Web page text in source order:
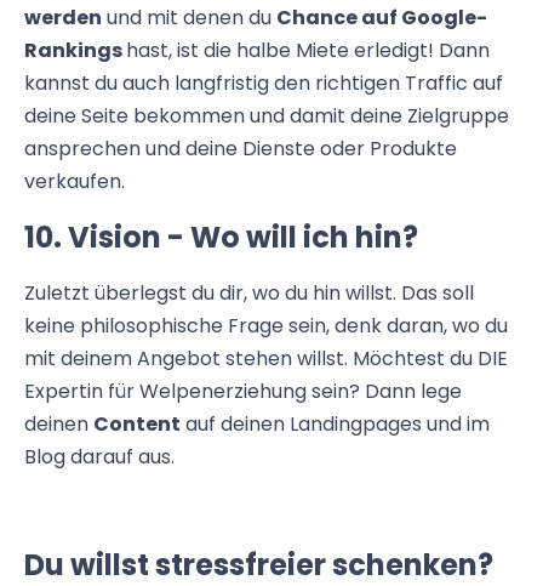
werden und mit denen du Chance auf Google-
Rankingshast, ist die halbe Miete erledigt! Dann
kannst du auch langfristig den richtigen Traffic auf
deine Seite bekommen und damit deine Zielgruppe
ansprechen und deine Dienste oder Produkte
verkaufen.
10. Vision - Wo will ich hin?
Zuletzt überlegst du dir, wo du hin willst. Das soll
keine philosophische Frage sein, denk daran, wo du
mit deinem Angebot stehen willst. Möchtest du DIE
Expertin für Welpenerziehung sein? Dann lege
deinen Content auf deinen Landingpages und im
Blog darauf aus.
Du willst stressfreier schenken?